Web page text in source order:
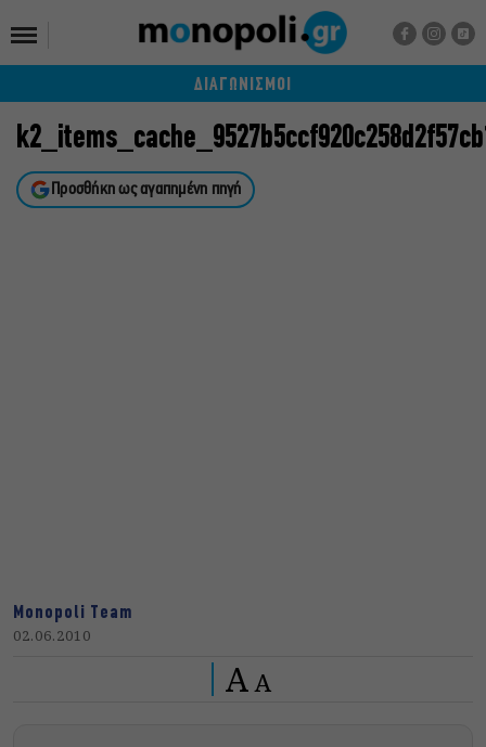
ΔΙΑΓΩΝΙΣΜΟΙ
Προσθήκη ως αγαπημένη πηγή
Monopoli Team
02.06.2010
A A